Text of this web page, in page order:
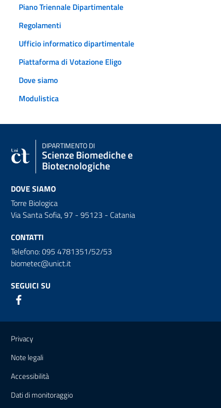
Piano Triennale Dipartimentale
Regolamenti
Ufficio informatico dipartimentale
Piattaforma di Votazione Eligo
Dove siamo
Modulistica
DIPARTIMENTO DI
Scienze Biomediche e
Biotecnologiche
DOVE SIAMO
Torre Biologica
Via Santa Sofia, 97 - 95123 - Catania
CONTATTI
Telefono: 095 4781351/52/53
biometec@unict.it
SEGUICI SU
Link e informazioni utili
Privacy
Note legali
Accessibilità
Dati di monitoraggio